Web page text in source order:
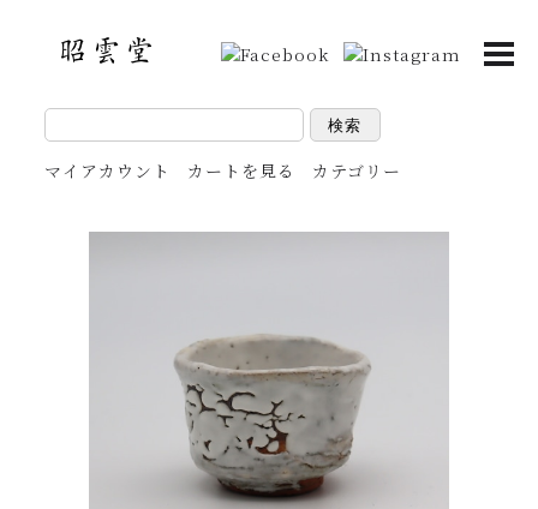
検索
マイアカウント カートを見る カテゴリー